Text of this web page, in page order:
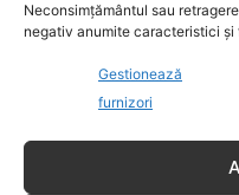
Neconsimțământul sau
negativ anumite caracteristici și
Gestionează
furnizori
Petrică